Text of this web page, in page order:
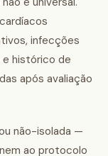
infecções
histórico de
após avaliação
não-isolada —
ao protocolo